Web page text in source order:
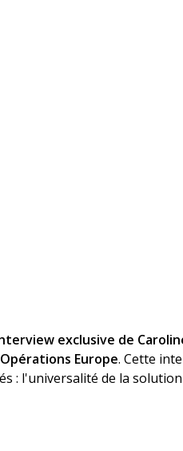
exclusive de
Europe. Cette
: l'universalité de la